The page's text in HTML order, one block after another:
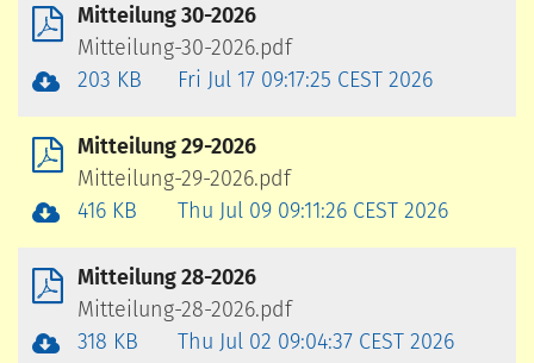
Mitteilung 30-2026
Mitteilung-30-2026.pdf
203 KB
Fri Jul 17 09:17:25 CEST 2026
Mitteilung 29-2026
Mitteilung-29-2026.pdf
416 KB
Thu Jul 09 09:11:26 CEST 2026
Mitteilung 28-2026
Mitteilung-28-2026.pdf
318 KB
Thu Jul 02 09:04:37 CEST 2026